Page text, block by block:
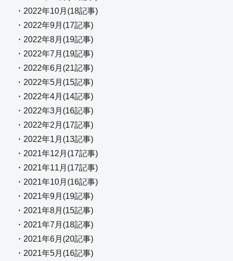
・2022年10月(18記事)
・2022年9月(17記事)
・2022年8月(19記事)
・2022年7月(19記事)
・2022年6月(21記事)
・2022年5月(15記事)
・2022年4月(14記事)
・2022年3月(16記事)
・2022年2月(17記事)
・2022年1月(13記事)
・2021年12月(17記事)
・2021年11月(17記事)
・2021年10月(16記事)
・2021年9月(19記事)
・2021年8月(15記事)
・2021年7月(18記事)
・2021年6月(20記事)
・2021年5月(16記事)